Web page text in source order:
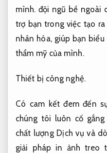
mình. đội ngũ bề ngoài
trợ bạn trong việc tạo
nhân hóa, giúp bạn
thẩm mỹ của mình.
Thiết bị công nghệ.
Có cam kết đem đến
chúng tôi luôn cố
chất lượng Dịch vụ và
giải pháp in ảnh treo